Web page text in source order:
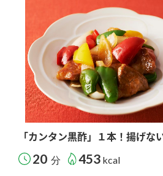
「カンタン黒酢」１本！揚げな
20 分 453 kcal